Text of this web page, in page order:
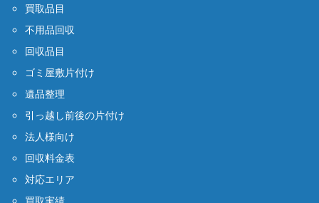
買取品目
不用品回収
回収品目
ゴミ屋敷片付け
遺品整理
引っ越し前後の片付け
法人様向け
回収料金表
対応エリア